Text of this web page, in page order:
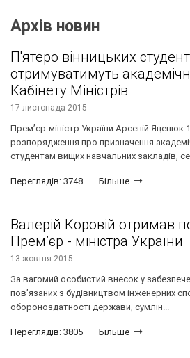
Архів новин
П'ятеро вінницьких
отримуватимуть
Кабінету Міністрів
17 листопада 2015
Прем’єр-міністр України Арсеній Яценюк
розпорядження про призначення
студентам вищих навчальних закладів,
Переглядів: 3748 Більше
Валерій Коровій отримав
Прем’єр - міністра України
13 жовтня 2015
За вагомий особистий внесок у
пов’язаних з будівництвом інженерних
обороноздатності держави, сумлін...
Переглядів: 3805 Більше